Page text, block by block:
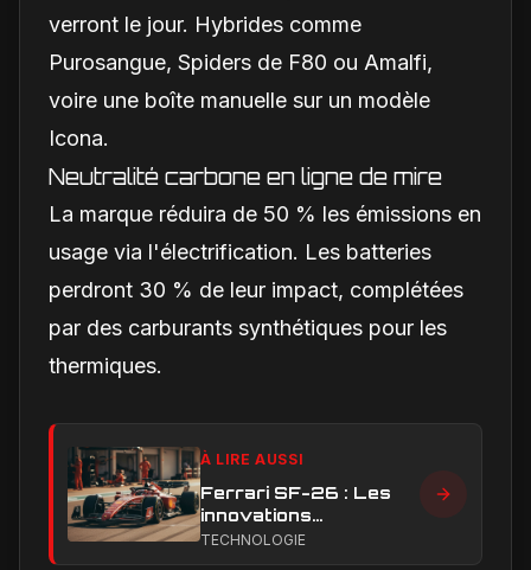
verront le jour. Hybrides comme
Purosangue, Spiders de F80 ou Amalfi,
voire une boîte manuelle sur un modèle
Icona.
Neutralité carbone en ligne de mire
La marque réduira de 50 % les émissions en
usage via l'électrification. Les batteries
perdront 30 % de leur impact, complétées
par des carburants synthétiques pour les
thermiques.
À LIRE AUSSI
Ferrari SF-26 : Les
innovations
aérodynamiques qui
TECHNOLOGIE